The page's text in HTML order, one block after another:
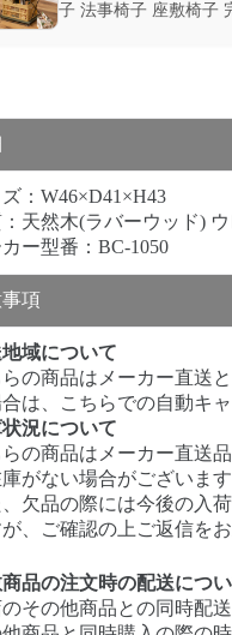
子 法事椅子 座敷椅子
：W46×D41×H43
天然木(ラバーウッド)
カー型番：BC-1050
項
域について
らの商品はメーカー直送
は、こちらでの自動キ
況について
らの商品はメーカー直送
がない場合がございま
、欠品の際には今後の入
が、ご確認の上ご返信を
品の注文時の配送につ
その他商品との同時配